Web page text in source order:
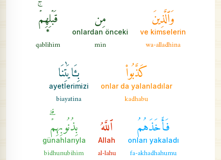
وَٱلَّذِينَ
ve kimselerin
wa-alladhina
مِن
onlardan önceki
min
قَبۡلِهِمۡۚ
*
qablihim
كَذَّبُواْ
onlar da yalanladılar
kadhabu
بِـَٔايَٰتِنَا
ayetlerimizi
biayatina
فَأَخَذَهُمُ
onları yakaladı
fa-akhadhahumu
ٱللَّهُ
Allah
al-lahu
بِذُنُوبِهِمۡۗ
günahlarıyla
bidhunubihim